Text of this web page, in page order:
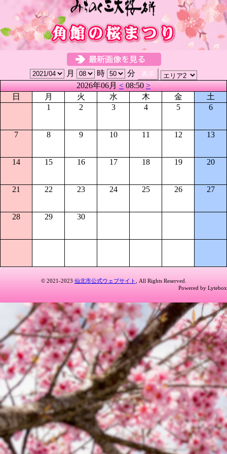
月 時
分
2026年06月<08:50>
日
月 火 水 木 金
土
1
2 3 4 5 6
7 8 9 10 11 12 13
14 15 16 17 18 19 20
21 22 23 24 25 26 27
28 29 30
© 2021-2023 仙北市公式ウェブサイト
, All Rights Reserved.
Powered by Lytebox